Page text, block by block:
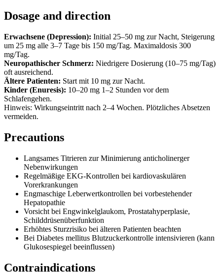
Dosage and direction
Erwachsene (Depression): Initial 25–50 mg zur Nacht, Steigerung
um 25 mg alle 3–7 Tage bis 150 mg/Tag. Maximaldosis 300
mg/Tag.
Neuropathischer Schmerz: Niedrigere Dosierung (10–75 mg/Tag)
oft ausreichend.
Ältere Patienten: Start mit 10 mg zur Nacht.
Kinder (Enuresis): 10–20 mg 1–2 Stunden vor dem
Schlafengehen.
Hinweis: Wirkungseintritt nach 2–4 Wochen. Plötzliches Absetzen
vermeiden.
Precautions
Langsames Titrieren zur Minimierung anticholinerger
Nebenwirkungen
Regelmäßige EKG-Kontrollen bei kardiovaskulären
Vorerkrankungen
Engmaschige Leberwertkontrollen bei vorbestehender
Hepatopathie
Vorsicht bei Engwinkelglaukom, Prostatahyperplasie,
Schilddrüsenüberfunktion
Erhöhtes Sturzrisiko bei älteren Patienten beachten
Bei Diabetes mellitus Blutzuckerkontrolle intensivieren (kann
Glukosespiegel beeinflussen)
Contraindications